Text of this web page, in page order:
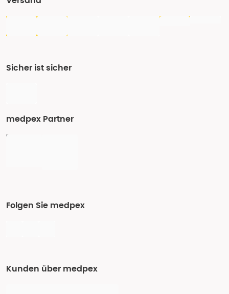
Sicher ist sicher
medpex Partner
Folgen Sie medpex
Kunden über medpex